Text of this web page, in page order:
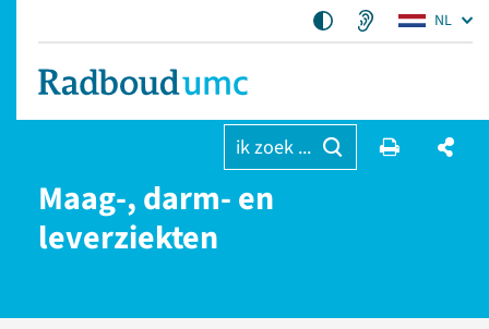
NL
ik zoek ...
Maag-, darm- en
leverziekten